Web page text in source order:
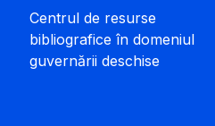
Centrul de resurse
bibliografice în domeniul
guvernării deschise